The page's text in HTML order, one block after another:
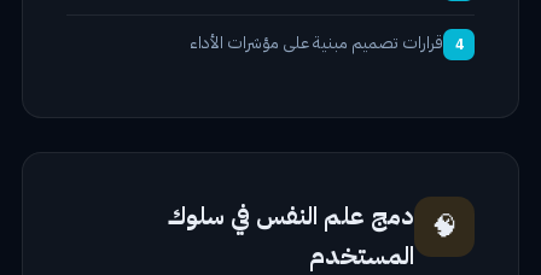
4 قرارات تصميم مبنية على مؤشرات الأداء
🧠 دمج علم النفس في سلوك
المستخدم